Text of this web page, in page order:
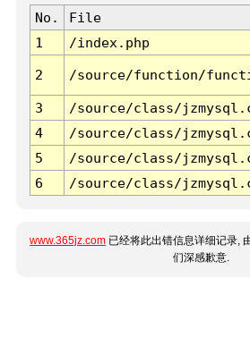
No. File
1
/index.php
2 /source/function/
3 /source/class/
4
/source/class/
5
/source/class/
6
/source/class/
www.365jz.com 已经将此出错信息详细记录,
们深感歉意.